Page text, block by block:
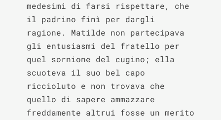
medesimi di farsi rispettare, che
il padrino finì per dargli
ragione. Matilde non partecipava
gli entusiasmi del fratello per
quel sornione del cugino; ella
scuoteva il suo bel capo
riccioluto e non trovava che
quello di sapere ammazzare
freddamente altrui fosse un merito